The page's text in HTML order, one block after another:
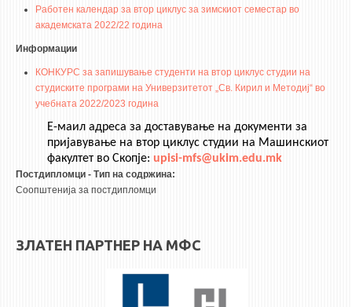
ВОНРЕДНИ ПРОФ.
ЛЕКТОРИ
ПЕНЗИОНИРАН КАДАР
IN MEMORIAM
СТУДИИ
III ЦИКЛУС - ДОКТОРСКИ
Работен календар за втор циклус за зимскиот семестар во
академската 2022/22 година
Информации
КОНКУРС за запишување студенти на втор циклус студии на
студиските програми на Универзитетот „Св. Кирил и Методиј“ во
учебната 2022/2023 година
Е-маил адреса за доставување на документи за
пријавување на втор циклус студии на Машинскиот
факултет во Скопје: upisi-mfs@ukim.edu.mk
Постдипломци - Тип на содржина:
Соопштенија за постдипломци
ЗЛАТЕН ПАРТНЕР НА МФС